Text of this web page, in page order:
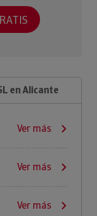
en Alicante
Ver más
Ver más
Ver más